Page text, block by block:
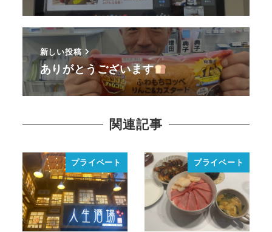
新しい投稿
ありがとうございます
関連記事
プライベート プライベート